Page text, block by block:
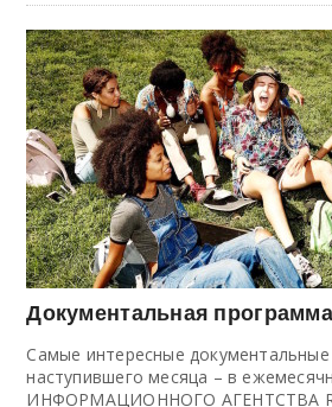
Документальная
Cамые интересные
наступившего месяца – в
ИНФОРМАЦИОННОГО АГЕНТСТВА